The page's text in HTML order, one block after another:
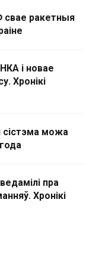
свае ракетныя
і новае
Хронікі
сістэма можа
пра
Хронікі